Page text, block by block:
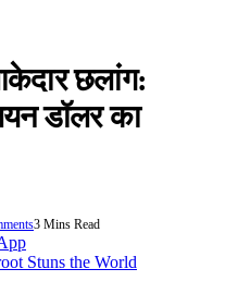
छलांग:
डॉलर का
3 Mins Read